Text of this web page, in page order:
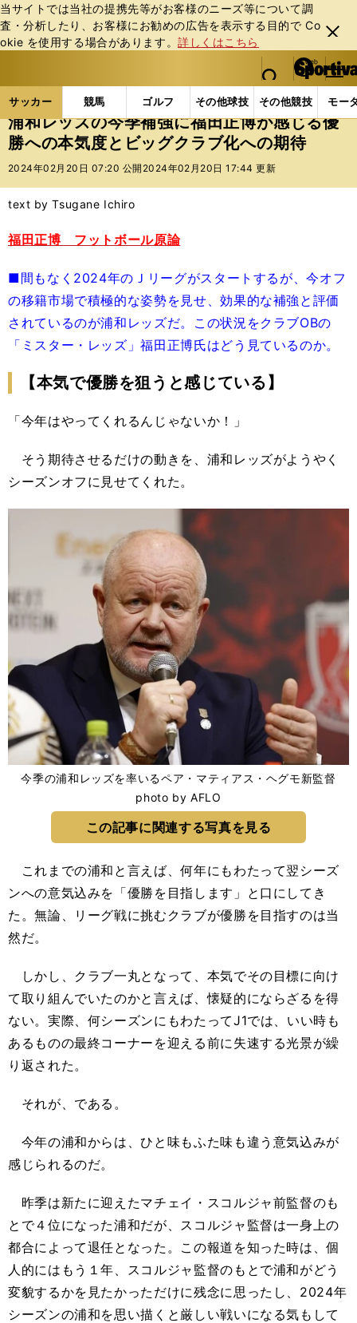
当サイトでは当社の提携先等がお客様のニーズ等について調
査・分析したり、お客様にお勧めの広告を表⽰する⽬的で Co
okie を使⽤する場合があります。詳しくはこちら
閉じ
る
web Sportiva (webスポルティーバ)
検索
マイペ
ー
ジ
メニュ
サッカー 競馬 ゴルフ その他球技 その他競技 モー
ス
ポ
ル
バ
サッカーの記事一覧 Jリーグ他 福田正博 浦和レ
浦和レッズの今季補強に福田正博が感じる優
勝への本気度とビッグクラブ化への期待
2024年02月20日 07:20 公開 2024年02月20日 17:44 更新
text by Tsugane Ichiro
福田正博 フットボール原論
■間もなく2024年のＪリーグがスタートするが、今オフ
の移籍市場で積極的な姿勢を見せ、効果的な補強と評価
されているのが浦和レッズだ。この状況をクラブOBの
「ミスター・レッズ」福田正博氏はどう見ているのか。
【本気で優勝を狙うと感じている】
「今年はやってくれるんじゃないか！」
そう期待させるだけの動きを、浦和レッズがようやく
シーズンオフに見せてくれた。
今季の浦和レッズを率いるペア・マティアス・ヘグモ新監督
photo by AFLO
この記事に関連する写真を見る
これまでの浦和と言えば、何年にもわたって翌シーズ
ンへの意気込みを「優勝を目指します」と口にしてき
た。無論、リーグ戦に挑むクラブが優勝を目指すのは当
然だ。
しかし、クラブ一丸となって、本気でその目標に向け
て取り組んでいたのかと言えば、懐疑的にならざるを得
ない。実際、何シーズンにもわたってJ1では、いい時も
あるものの最終コーナーを迎える前に失速する光景が繰
り返された。
それが、である。
今年の浦和からは、ひと味もふた味も違う意気込みが
感じられるのだ。
昨季は新たに迎えたマチェイ・スコルジャ前監督のも
とで４位になった浦和だが、スコルジャ監督は一身上の
都合によって退任となった。この報道を知った時は、個
人的にはもう１年、スコルジャ監督のもとで浦和がどう
変貌するかを見たかっただけに残念に思ったし、2024年
シーズンの浦和を思い描くと厳しい戦いになる気もして